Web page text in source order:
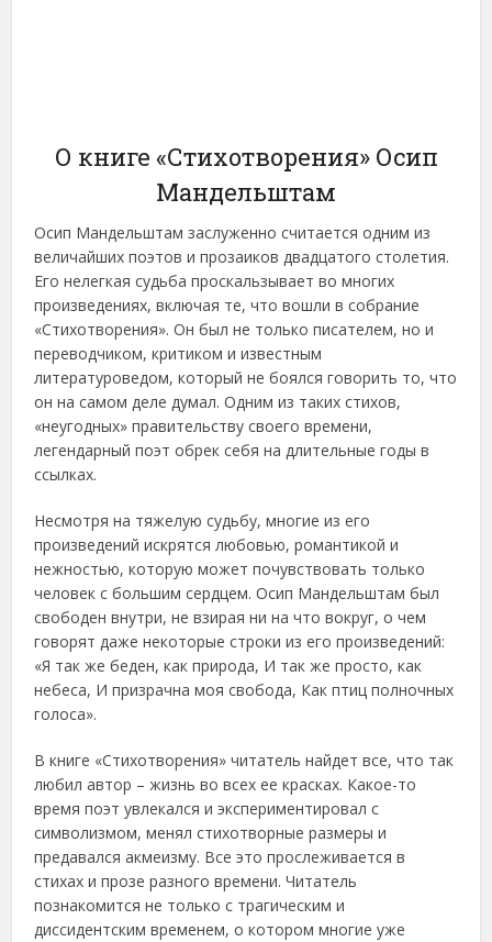
О книге «Стихотворения» Осип
Мандельштам
Осип Мандельштам заслуженно считается одним из
величайших поэтов и прозаиков двадцатого столетия.
Его нелегкая судьба проскальзывает во многих
произведениях, включая те, что вошли в собрание
«Стихотворения». Он был не только писателем, но и
переводчиком, критиком и известным
литературоведом, который не боялся говорить то, что
он на самом деле думал. Одним из таких стихов,
«неугодных» правительству своего времени,
легендарный поэт обрек себя на длительные годы в
ссылках.
Несмотря на тяжелую судьбу, многие из его
произведений искрятся любовью, романтикой и
нежностью, которую может почувствовать только
человек с большим сердцем. Осип Мандельштам был
свободен внутри, не взирая ни на что вокруг, о чем
говорят даже некоторые строки из его произведений:
«Я так же беден, как природа, И так же просто, как
небеса, И призрачна моя свобода, Как птиц полночных
голоса».
В книге «Стихотворения» читатель найдет все, что так
любил автор – жизнь во всех ее красках. Какое-то
время поэт увлекался и экспериментировал с
символизмом, менял стихотворные размеры и
предавался акмеизму. Все это прослеживается в
стихах и прозе разного времени. Читатель
познакомится не только с трагическим и
диссидентским временем, о котором многие уже